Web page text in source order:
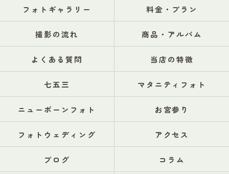
フォトギャラリー 料金・プラン
撮影の流れ 商品・アルバム
よくある質問 当店の特徴
七五三 マタニティフォト
ニューボーンフォト お宮参り
フォトウェディング アクセス
ブログ コラム